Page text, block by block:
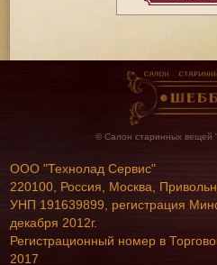
© Салон старинных вещей
ООО "Технолад Сервис"
220100, Россия, Москва,
УНП 191639899, регистрация
декабря 2012г.
Регистрационный номер в
2017